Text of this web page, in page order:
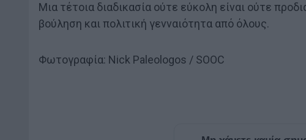
Μια τέτοια διαδικασία ούτε εύκολη είναι ούτε
βούληση και πολιτική γενναιότητα από όλους.
Φωτογραφία: Nick Paleologos / SOOC